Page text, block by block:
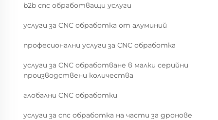
b2b cnc обработващи услуги
услуги за CNC обработка от алуминий
професионални услуги за CNC обработка
услуги за CNC обработване в малки серийни
производствени количества
глобални CNC обработки
услуги за cnc обработка на части за дронове